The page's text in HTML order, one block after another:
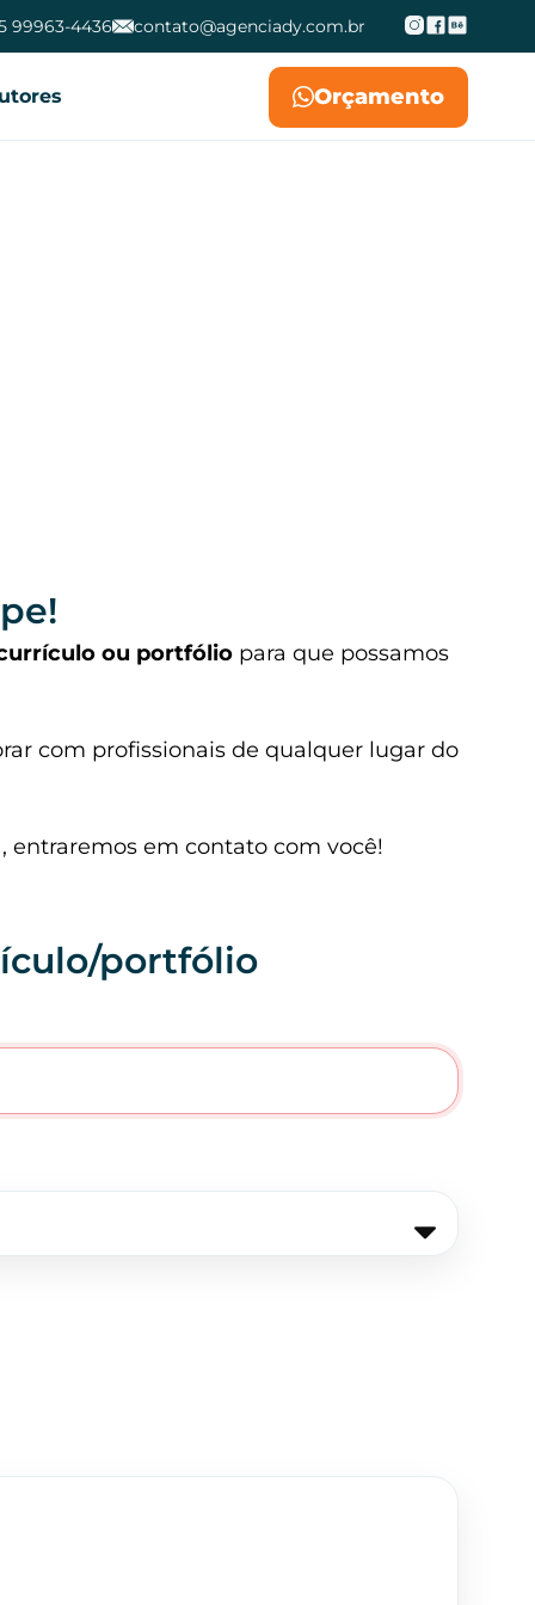
99963-4436 contato@agenciady.com.br
Orçamento
ou portfólio para que possamos
com profissionais de qualquer lugar do
entraremos em contato com você!
portfólio